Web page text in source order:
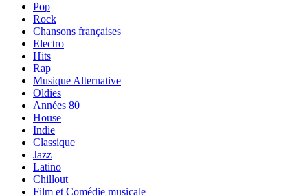
Pop
Rock
Chansons françaises
Electro
Hits
Rap
Musique Alternative
Oldies
Années 80
House
Indie
Classique
Jazz
Latino
Chillout
Film et Comédie musicale